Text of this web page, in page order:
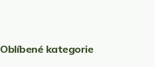
Oblíbené kategorie